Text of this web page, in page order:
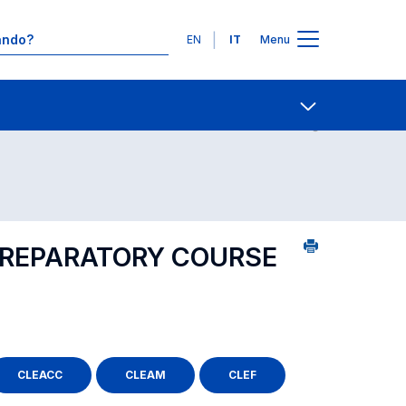
Lingue
EN IT Menu
COURSE
CLEACC CLEAM CLEF